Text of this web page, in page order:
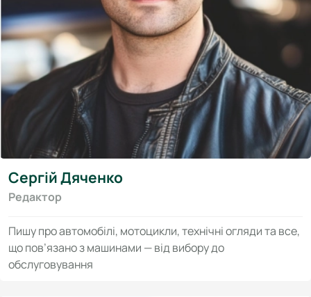
Сергій Дяченко
Редактор
Пишу про автомобілі, мотоцикли, технічні огляди та все,
що пов’язано з машинами — від вибору до
обслуговування